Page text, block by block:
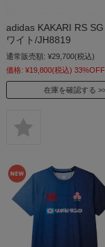
adidas KAKARI RS
ワイト/JH8819
通常販売額: ¥29,700(税込)
価格: ¥19,800(税込) 33%OFF
在庫を確認する